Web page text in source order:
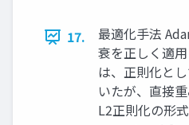
17.
最適化手法
衰を正しく適
は、正則化と
いたが、直接
L2正則化の形